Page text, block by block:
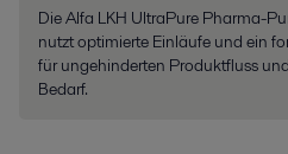
Die Alfa LKH UltraPure Pharma-
nutzt optimierte Einläufe und ein
für ungehinderten Produktfluss
Bedarf.